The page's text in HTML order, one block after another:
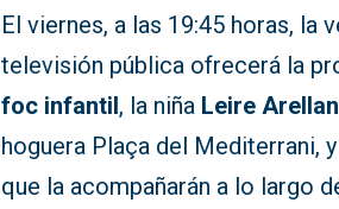
El viernes, a las 19:45 horas, la
televisión pública ofrecerá la
foc infantil, la niña Leire
hoguera Plaça del Mediterrani,
que la acompañarán a lo largo